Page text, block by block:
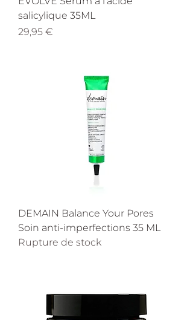
salicylique 35ML
Prix
29,95 €
DEMAIN Balance Your Pores
Soin anti-imperfections 35 ML
Rupture de stock